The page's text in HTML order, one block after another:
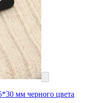
мм черного цвета